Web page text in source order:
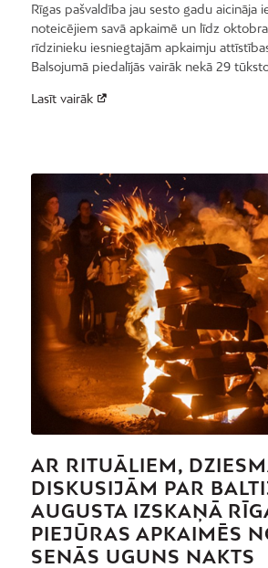
Rīgas pašvaldība jau sesto gadu aicināja
noteicējiem savā apkaimē un līdz
rīdzinieku iesniegtajām apkaimju
Balsojumā piedalījās vairāk nekā 29
Lasīt vairāk
AR RITUĀLIEM,
DISKUSIJĀM PAR
AUGUSTA IZSKAŅĀ
PIEJŪRAS APKAIMĒS
SENĀS UGUNS NAKTS